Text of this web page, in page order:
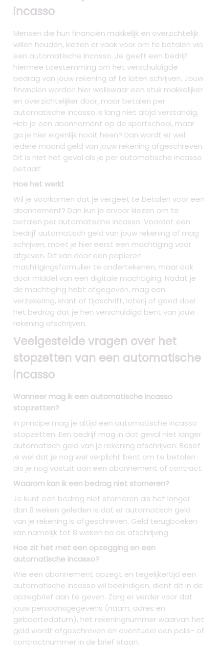
incasso
Mensen die hun financiën makkelijk en overzichtelijk
willen houden, kiezen er vaak voor om te betalen via
een automatische incasso. Je geeft een bedrijf
hiermee toestemming om het verschuldigde
bedrag van jouw rekening af te laten schrijven. Jouw
financiën worden hier weliswaar een stuk makkelijker
en overzichtelijker door, maar betalen per
automatische incasso is lang niet altijd verstandig.
Heb je een abonnement op de sportschool, maar
ga je hier eigenlijk nooit heen? Dan wordt er wel
iedere maand geld van jouw rekening afgeschreven.
Dit is niet het geval als je per automatische incasso
betaalt.
Hoe het werkt
Wil je voorkomen dat je vergeet te betalen voor een
abonnement? Dan kun je ervoor kiezen om te
betalen per automatische incasso. Voordat een
bedrijf automatisch geld van jouw rekening af mag
schrijven, moet je hier eerst een machtiging voor
afgeven. Dit kan door een papieren
machtigingsformulier te ondertekenen, maar ook
door middel van een digitale machtiging. Nadat je
de machtiging hebt afgegeven, mag een
verzekering, krant of tijdschrift, loterij of goed doel
het bedrag dat je hen verschuldigd bent van jouw
rekening afschrijven.
Veelgestelde vragen over het
stopzetten van een automatische
incasso
Wanneer mag ik een automatische incasso
stopzetten?
In principe mag je altijd een automatische incasso
stopzetten. Een bedrijf mag in dat geval niet langer
automatisch geld van je rekening afschrijven. Besef
je wel dat je nog wel verplicht bent om te betalen
als je nog vastzit aan een abonnement of contract.
Waarom kan ik een bedrag niet storneren?
Je kunt een bedrag niet storneren als het langer
dan 8 weken geleden is dat er automatisch geld
van je rekening is afgeschreven. Geld terugboeken
kan namelijk tot 8 weken na de afschrijving
Hoe zit het met een opzegging en een
automatische incasso?
Wie een abonnement opzegt en tegelijkertijd een
automatische incasso wil beëindigen, dient dit in de
opzegbrief aan te geven. Zorg er verder voor dat
jouw persoonsgegevens (naam, adres en
geboortedatum), het rekeningnummer waarvan het
geld wordt afgeschreven en eventueel een polis- of
contractnummer in de brief staan.